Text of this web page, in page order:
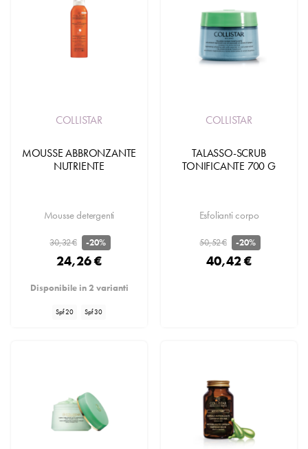
COLLISTAR
MOUSSE ABBRONZANTE
NUTRIENTE
Mousse detergenti
30,32 € -20%
24,26 €
Disponibile in 2 varianti
Spf 20 Spf 30
COLLISTAR
TALASSO-SCRUB
TONIFICANTE 700 G
Esfolianti corpo
50,52 € -20%
40,42 €